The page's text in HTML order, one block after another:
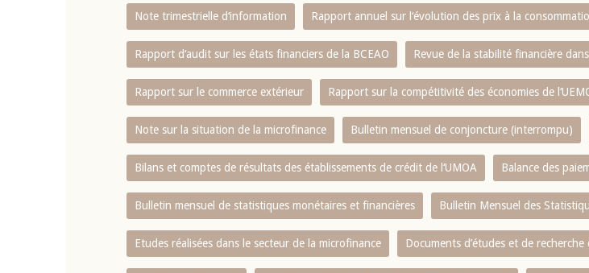
Note trimestrielle d‘information Rapport annuel sur l‘évolution des prix à la
Rapport d‘audit sur les états financiers de la BCEAO Revue de la stabilité financière dans
Rapport sur le commerce extérieur Rapport sur la compétitivité des économies de
Note sur la situation de la microfinance Bulletin mensuel de conjoncture (interrompu)
Bilans et comptes de résultats des établissements de crédit de l‘UMOA Balance des
Bulletin mensuel de statistiques monétaires et financières Bulletin Mensuel des
Etudes réalisées dans le secteur de la microfinance Documents d’études et de recherche